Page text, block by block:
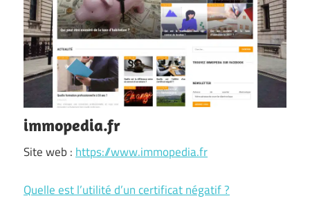
immopedia.fr
Site web : https://www.immopedia.fr
Quelle est l’utilité d’un certificat négatif ?